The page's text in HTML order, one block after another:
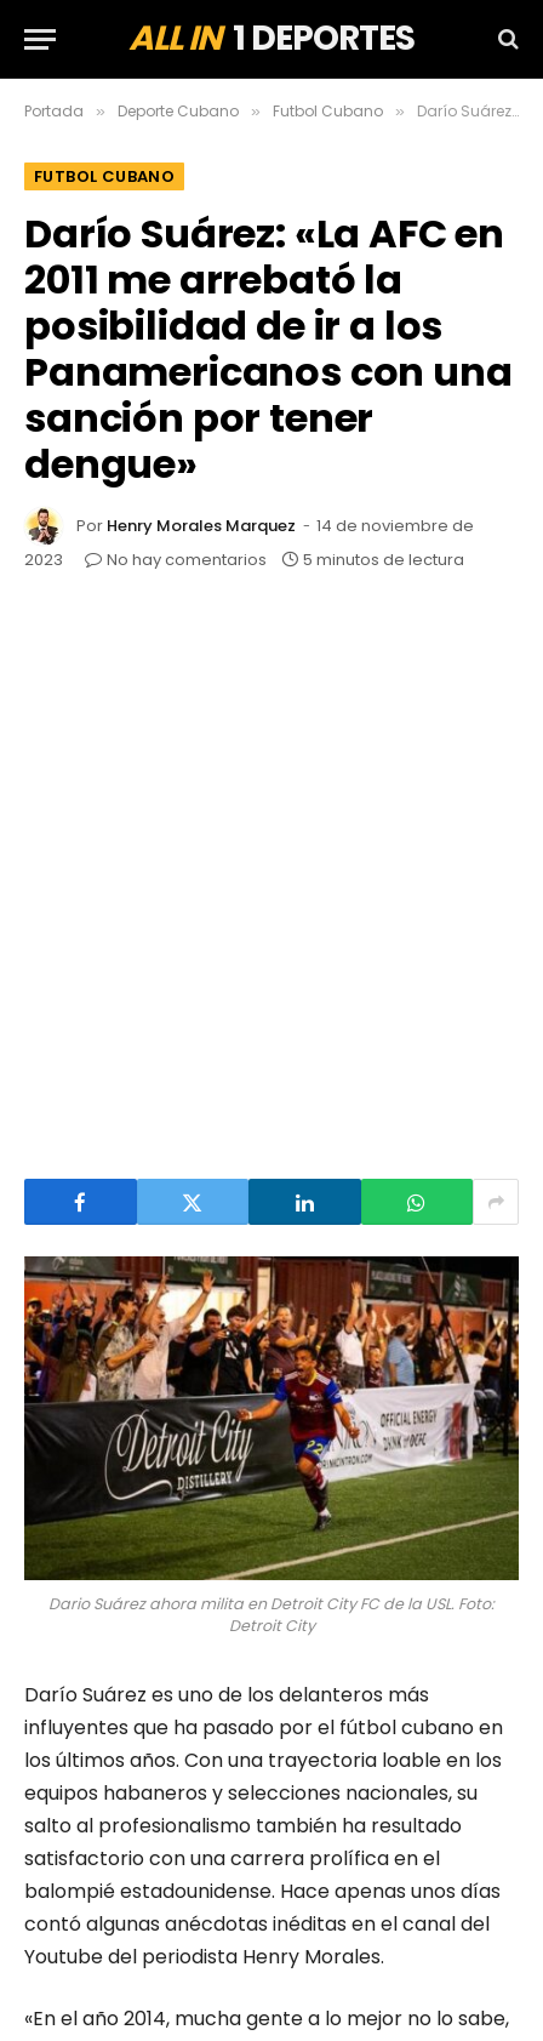
ALL IN1 DEPORTES
Portada » Deporte Cubano » Futbol Cubano » Darío Suárez: «La AFC en 2011 me arrebató la posibilidad de ir a los Panamericanos con una sanción por tener dengue»
FUTBOL CUBANO
Darío Suárez: «La AFC en
2011 me arrebató la
posibilidad de ir a los
Panamericanos con una
sanción por tener
dengue»
Por Henry Morales Marquez
14 de noviembre de
2023
No hay comentarios 5 minutos de lectura
Dario Suárez ahora milita en Detroit City FC de la USL. Foto:
Detroit City
Darío Suárez es uno de los delanteros más
influyentes que ha pasado por el fútbol cubano en
los últimos años. Con una trayectoria loable en los
equipos habaneros y selecciones nacionales, su
salto al profesionalismo también ha resultado
satisfactorio con una carrera prolífica en el
balompié estadounidense. Hace apenas unos días
contó algunas anécdotas inéditas en el canal del
Youtube del periodista Henry Morales.
«En el año 2014, mucha gente a lo mejor no lo sabe,